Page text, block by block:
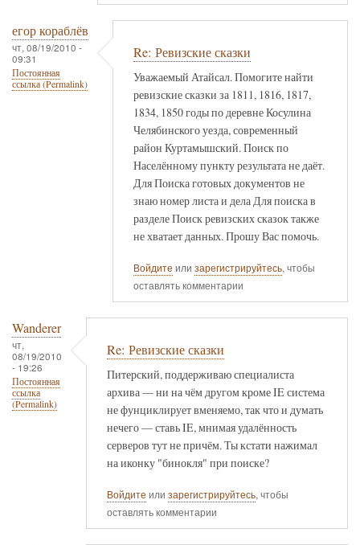
егор кораблёв
чт, 08/19/2010 -
09:31
Постоянная
ссылка (Permalink)
Re: Ревизские сказки
Уважаемый Атайсал. Помогите найти
ревизские сказки за 1811, 1816, 1817,
1834, 1850 годы по деревне Косулина
Челябинского уезда, современный
район Куртамышский. Поиск по
Населённому пункту результата не даёт.
Для Поиска готовых документов не
знаю номер листа и дела Для поиска в
разделе Поиск ревизских сказок также
не хватает данных. Прошу Вас помочь.
Войдите или зарегистрируйтесь, чтобы
оставлять комментарии
Wanderer
чт,
08/19/2010
- 19:26
Постоянная
ссылка
(Permalink)
Re: Ревизские сказки
Питерский, поддерживаю специалиста
архива — ни на чём другом кроме IE система
не фунциклирует вменяемо, так что и думать
нечего — ставь IE, мнимая удалённость
серверов тут не причём. Ты кстати нажимал
на иконку "бинокля" при поиске?
Войдите или зарегистрируйтесь, чтобы
оставлять комментарии